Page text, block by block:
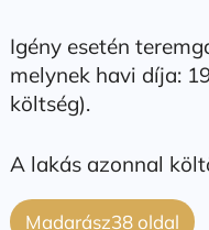
Igény esetén
melynek havi díja:
költség).
A lakás azonnal
Madarász38 oldal